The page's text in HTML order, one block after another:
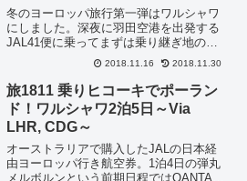
PREMIUM ECONOMY CLASS
TOKYO HANEDA to LONDON
冬のヨーロッパ旅行第一弾はワルシャワ
にしました。深夜に羽田空港を出発する
JAL41便に乗ってまずは乗り継ぎ地のロ
ンドンへ！JL41便は、JALの自社運行便
の中では北米3路線に続いて4番目に長い
12時間オーバーの路線です。昼のロンド
ン線（JL...
2018.11.16 2018.11.30
旅1811 乗りヒコーキでポーラン
ド！ワルシャワ2泊5日～Via
LHR, CDG～
オーストラリアで購入したJALの日本経
由ヨーロッパ行き航空券。1泊4日の弾丸
メルボルンという前期日程ではQANTAS